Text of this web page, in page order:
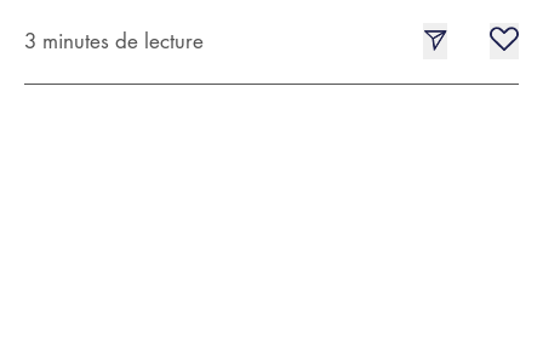
3 minutes de lecture